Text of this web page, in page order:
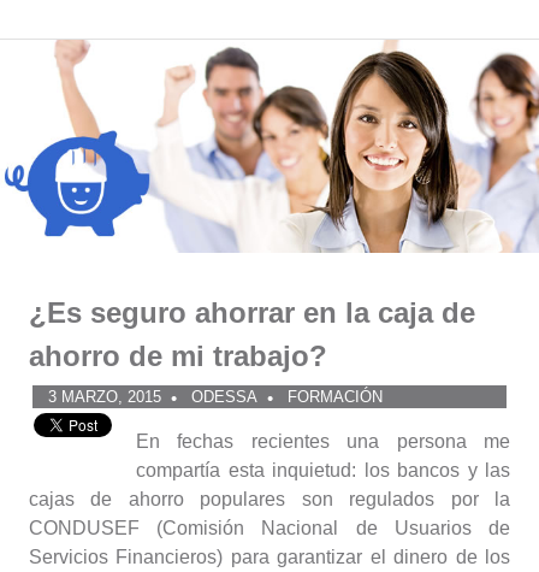
contenido
Comunidad
ODESSA
¿Es seguro ahorrar en la caja de
ahorro de mi trabajo?
3 MARZO, 2015 ODESSA FORMACIÓN
En fechas recientes una persona me
compartía esta inquietud: los bancos y las
cajas de ahorro populares son regulados por la
CONDUSEF (Comisión Nacional de Usuarios de
Servicios Financieros) para garantizar el dinero de los